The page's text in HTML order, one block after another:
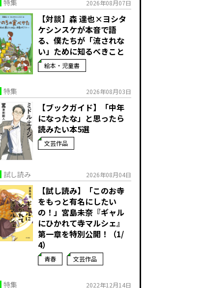
特集 2026年08月07日
【対談】森 達也×ヨシタ
ケシンスケが本音で語
る、僕たちが「流されな
い」ために知るべきこと
絵本・児童書
特集 2026年08月03日
【ブックガイド】「中年
になったな」と思ったら
読みたい本5選
文芸作品
試し読み 2026年08月04日
【試し読み】「このお寺
をもっと有名にしたい
の！」宮島未奈『ギャル
にひかれて寺マルシェ』
第一章を特別公開！（1/
4）
青春 文芸作品
特集 2022年12月14日